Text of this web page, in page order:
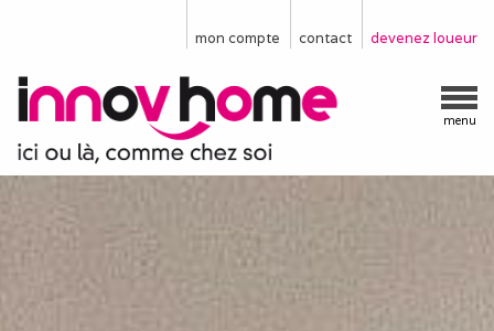
devenez loueur
contact
mon compte
menu